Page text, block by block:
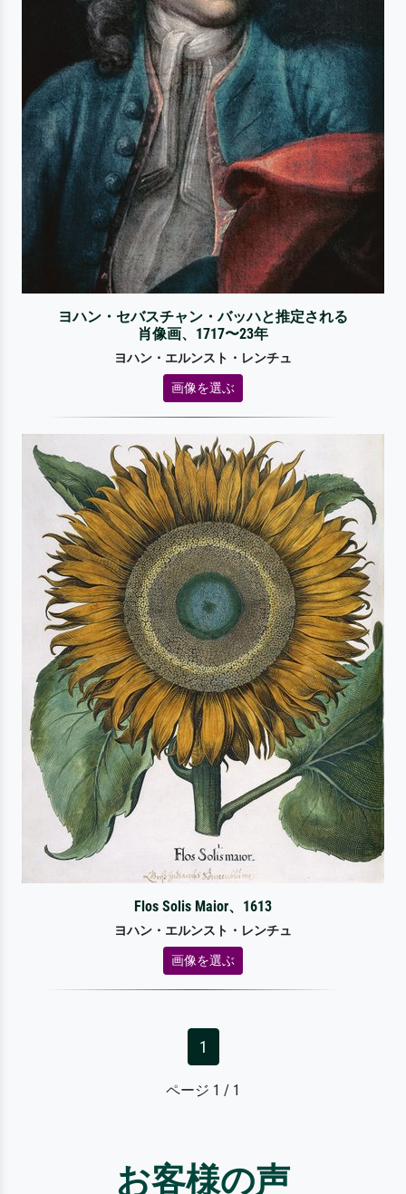
ヨハン・セバスチャン・バッハと推定される
肖像画、1717〜23年
ヨハン・エルンスト・レンチュ
画像を選ぶ
Flos Solis Maior、1613
ヨハン・エルンスト・レンチュ
画像を選ぶ
1
ページ 1 / 1
お客様の声